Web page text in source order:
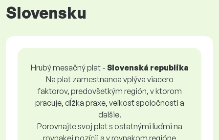
Slovensku
Hrubý mesačný plat - Slovenská republika
Na plat zamestnanca vplýva viacero
faktorov, predovšetkým región, v ktorom
pracuje, dĺžka praxe, veľkosť spoločnosti a
ďalšie.
Porovnajte svoj plat s ostatnými ľuďmi na
rovnakej pozícii a v rovnakom regióne